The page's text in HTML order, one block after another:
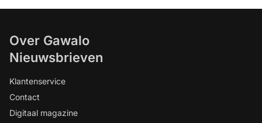
Over Gawalo
Nieuwsbrieven
Klantenservice
Contact
Digitaal magazine